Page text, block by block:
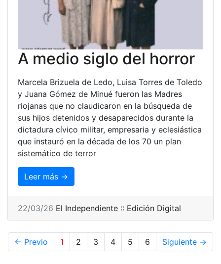
A medio siglo del horror
Marcela Brizuela de Ledo, Luisa Torres de Toledo
y Juana Gómez de Minué fueron las Madres
riojanas que no claudicaron en la búsqueda de
sus hijos detenidos y desaparecidos durante la
dictadura cívico militar, empresaria y eclesiástica
que instauró en la década de los 70 un plan
sistemático de terror
Leer más →
22/03/26 El Independiente :: Edición Digital
← Previo 1 2 3 4 5 6 Siguiente →